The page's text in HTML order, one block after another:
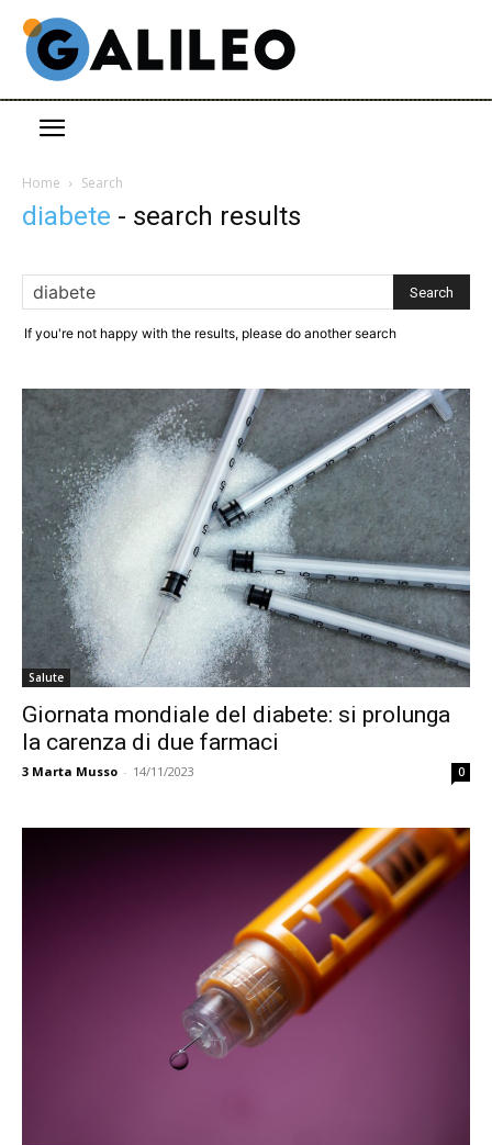
Home Search
diabete - search results
If you're not happy with the results, please do another search
Salute
Giornata mondiale del diabete: si prolunga
la carenza di due farmaci
3 Marta Musso - 14/11/2023 0